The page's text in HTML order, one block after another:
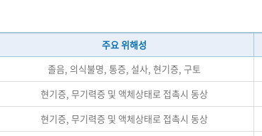
주요 위해성
졸음, 의식불명, 통증, 설사, 현기증, 구토
현기증, 무기력증 및 액체상태로 접촉시 동상
현기증, 무기력증 및 액체상태로 접촉시 동상